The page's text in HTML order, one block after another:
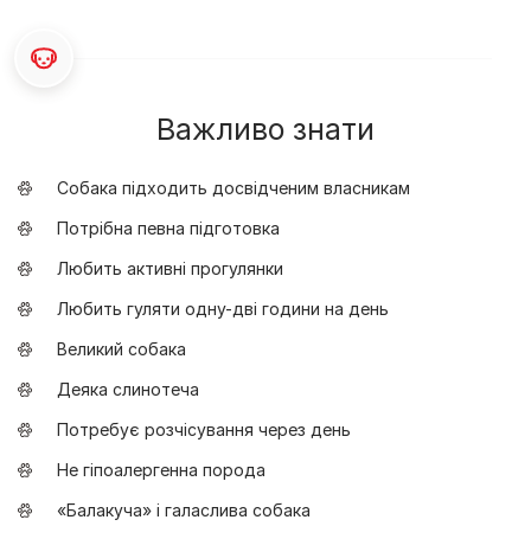
Важливо знати
Собака підходить досвідченим власникам
Потрібна певна підготовка
Любить активні прогулянки
Любить гуляти одну-дві години на день
Великий собака
Деяка слинотеча
Потребує розчісування через день
Не гіпоалергенна порода
«Балакуча» і галаслива собака